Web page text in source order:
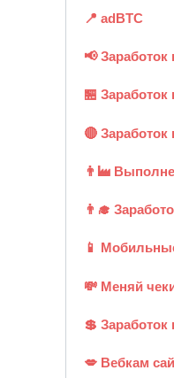
📍 adBTC
📢
🏪 Заработок
🔴 Заработок
👨‍🏭
👨‍🎓
📱
💸 Меняй
💲
💋 Вебкам